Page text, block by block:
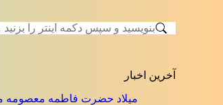
جستجو:
آخرین اخبار
میلاد حضرت فاطمه معصومه